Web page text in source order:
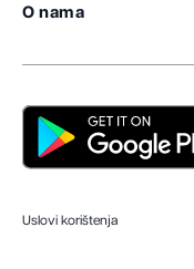
O nama
Uslovi korištenja